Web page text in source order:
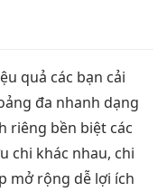
quả các bạn cải
đa nhanh dạng
riêng bền biệt các
chi khác nhau, chi
mở rộng dễ lợi ích